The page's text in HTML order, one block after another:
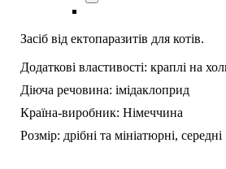
Засіб від ектопаразитів для котів.
Додаткові властивості: краплі на
Діюча речовина: імідаклоприд
Країна-виробник: Німеччина
Розмір: дрібні та мініатюрні, середні